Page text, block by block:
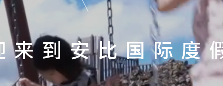
来到安比国际度